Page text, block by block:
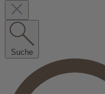
Suche